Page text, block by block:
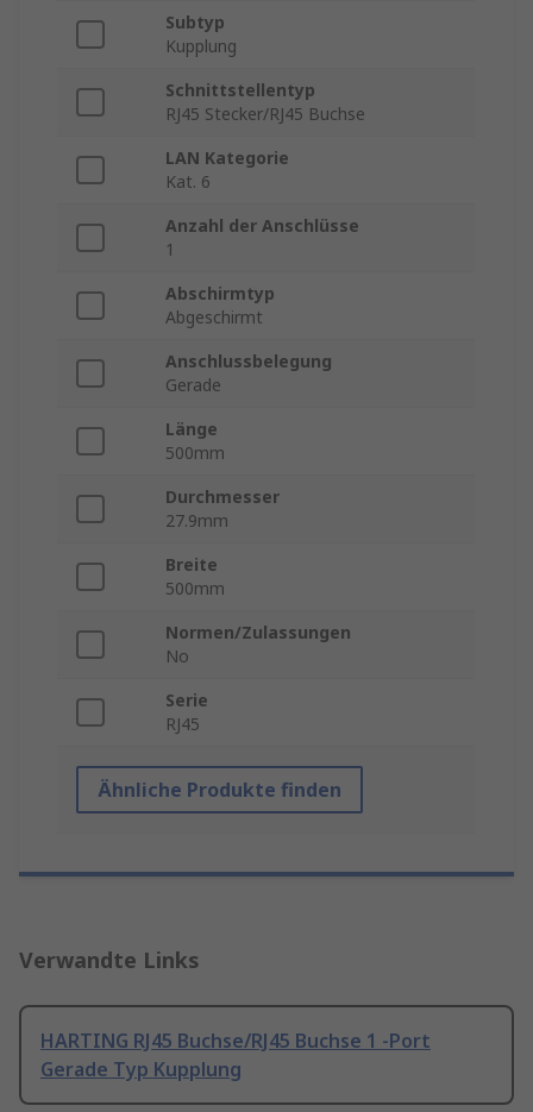
Subtyp
Kupplung
Schnittstellentyp
RJ45 Stecker/RJ45 Buchse
LAN Kategorie
Kat. 6
Anzahl der Anschlüsse
1
Abschirmtyp
Abgeschirmt
Anschlussbelegung
Gerade
Länge
500mm
Durchmesser
27.9mm
Breite
500mm
Normen/Zulassungen
No
Serie
RJ45
Ähnliche Produkte finden
Verwandte Links
HARTING RJ45 Buchse/RJ45 Buchse 1 -Port
Gerade Typ Kupplung